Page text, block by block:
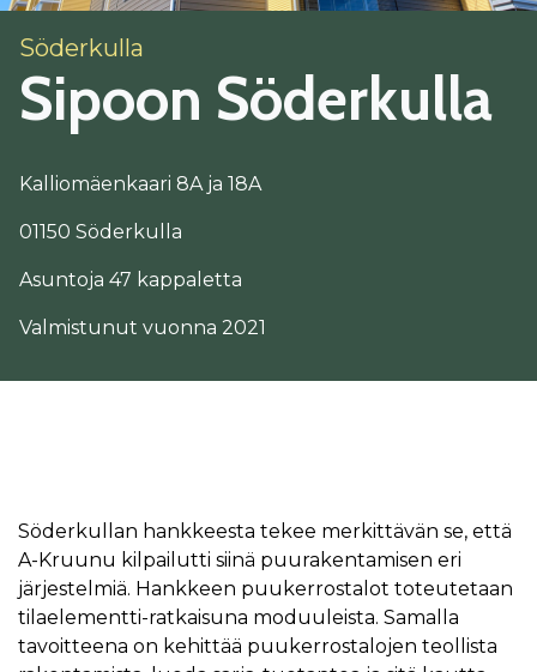
Söderkulla
Sipoon Söderkulla
Kalliomäenkaari 8A ja 18A
01150 Söderkulla
Asuntoja 47 kappaletta
Valmistunut vuonna 2021
Söderkullan hankkeesta tekee merkittävän se, että
A-Kruunu kilpailutti siinä puurakentamisen eri
järjestelmiä. Hankkeen puukerrostalot toteutetaan
tilaelementti-ratkaisuna moduuleista. Samalla
tavoitteena on kehittää puukerrostalojen teollista